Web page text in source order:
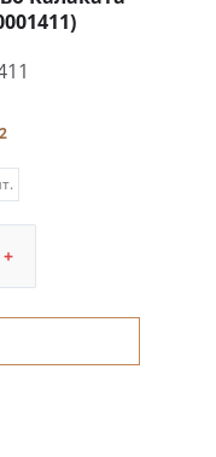
2
+